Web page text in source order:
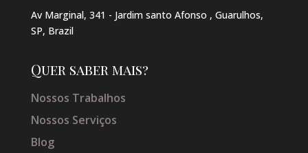
Av Marginal, 341 - Jardim santo Afonso , Guarulhos,
SP, Brazil
Quer saber mais?
Nossos Trabalhos
Nossos Serviços
Blog